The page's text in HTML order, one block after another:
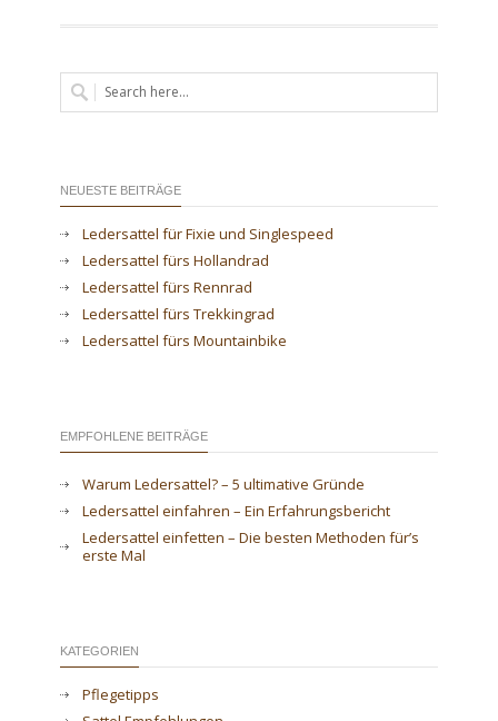
NEUESTE BEITRÄGE
Ledersattel für Fixie und Singlespeed
Ledersattel fürs Hollandrad
Ledersattel fürs Rennrad
Ledersattel fürs Trekkingrad
Ledersattel fürs Mountainbike
EMPFOHLENE BEITRÄGE
Warum Ledersattel? – 5 ultimative Gründe
Ledersattel einfahren – Ein Erfahrungsbericht
Ledersattel einfetten – Die besten Methoden für’s
erste Mal
KATEGORIEN
Pflegetipps